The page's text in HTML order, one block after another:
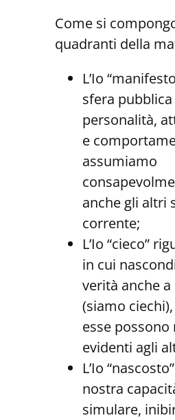
Come si
quadranti della
L’Io
sfera
personalità,
e
assumiamo
anche gli altri
corrente;
L’Io “cieco”
in cui
verità anche
(siamo
esse
evidenti agli
L’Io
nostra
simulare,